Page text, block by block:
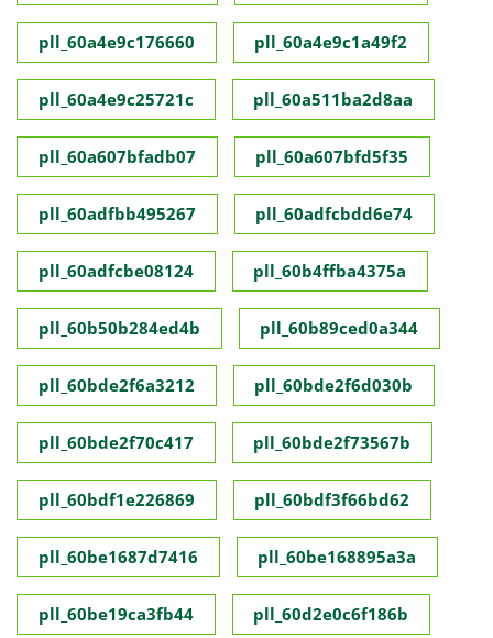
pll_60a4e9c176660 pll_60a4e9c1a49f2
pll_60a4e9c25721c pll_60a511ba2d8aa
pll_60a607bfadb07 pll_60a607bfd5f35
pll_60adfbb495267 pll_60adfcbdd6e74
pll_60adfcbe08124 pll_60b4ffba4375a
pll_60b50b284ed4b pll_60b89ced0a344
pll_60bde2f6a3212 pll_60bde2f6d030b
pll_60bde2f70c417 pll_60bde2f73567b
pll_60bdf1e226869 pll_60bdf3f66bd62
pll_60be1687d7416 pll_60be168895a3a
pll_60be19ca3fb44 pll_60d2e0c6f186b